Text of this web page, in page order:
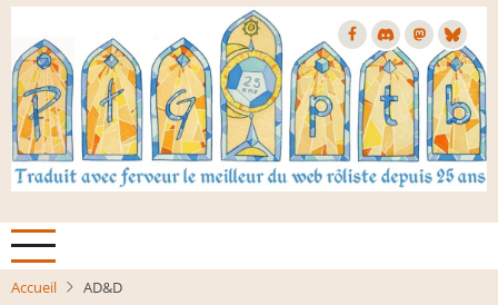
Aller
contenu
principal
Accueil AD&D